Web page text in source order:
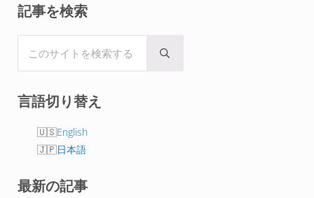
Sidebar
記事を検索
Submit search
言語切り替え
English
日本語
最新の記事